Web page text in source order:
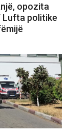
opozita
Lufta politike